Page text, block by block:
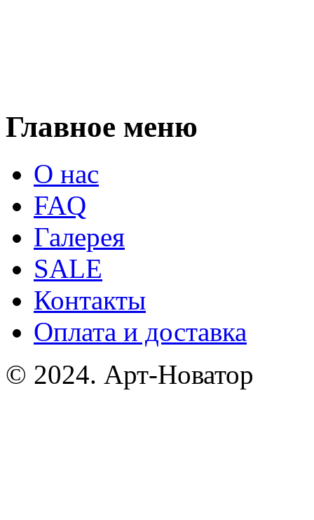
Главное меню
О нас
FAQ
Галерея
SALE
Контакты
Оплата и доставка
© 2024. Арт-Новатор